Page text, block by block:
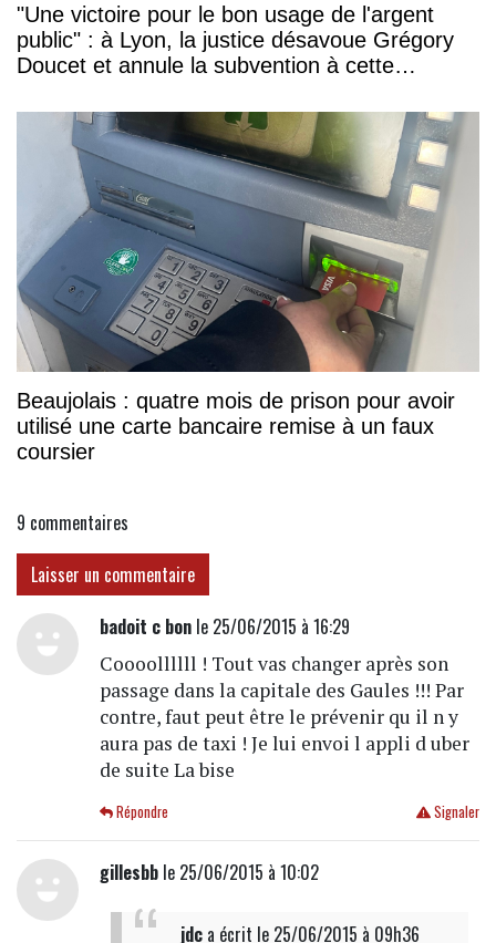
"Une victoire pour le bon usage de l'argent
public" : à Lyon, la justice désavoue Grégory
Doucet et annule la subvention à cette
Beaujolais : quatre mois de prison pour avoir
utilisé une carte bancaire remise à un faux
coursier
9 commentaires
Laisser un commentaire
badoit c bonle 25/06/2015 à 16:29
Coooollllll ! Tout vas changer après son
passage dans la capitale des Gaules !!! Par
contre, faut peut être le prévenir qu il n y
aura pas de taxi ! Je lui envoi l appli d uber
de suite La bise
Signaler
Répondre
gillesbble 25/06/2015 à 10:02
jdca écrit le 25/06/2015 à 09h36